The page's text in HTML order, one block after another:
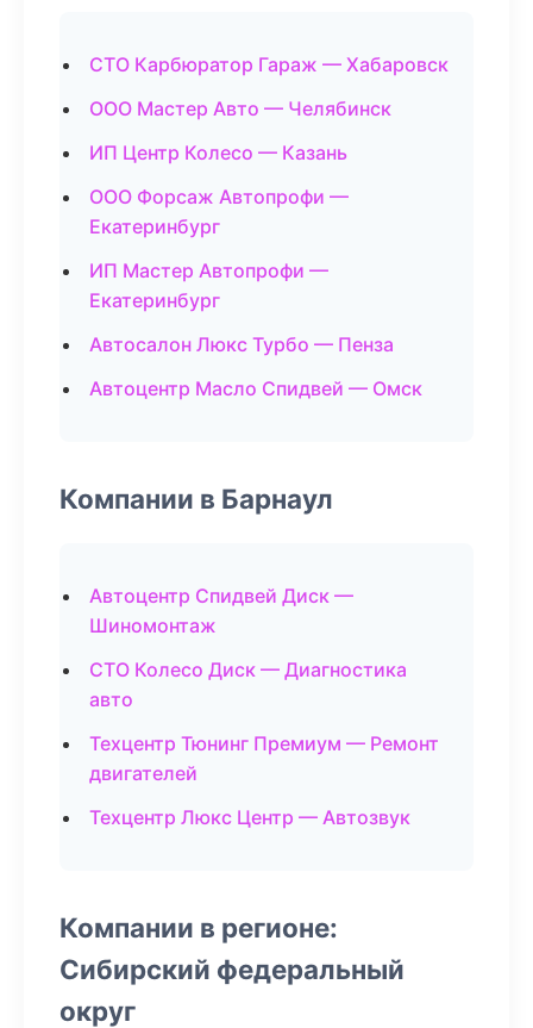
СТО Карбюратор Гараж — Хабаровск
ООО Мастер Авто — Челябинск
ИП Центр Колесо — Казань
ООО Форсаж Автопрофи —
Екатеринбург
ИП Мастер Автопрофи —
Екатеринбург
Автосалон Люкс Турбо — Пенза
Автоцентр Масло Спидвей — Омск
Компании в Барнаул
Автоцентр Спидвей Диск —
Шиномонтаж
СТО Колесо Диск — Диагностика
авто
Техцентр Тюнинг Премиум — Ремонт
двигателей
Техцентр Люкс Центр — Автозвук
Компании в регионе:
Сибирский федеральный
округ